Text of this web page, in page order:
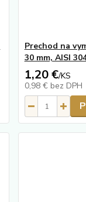
Prechod na
30 mm, AISI
1,20 €/KS
0,98 € bez DPH